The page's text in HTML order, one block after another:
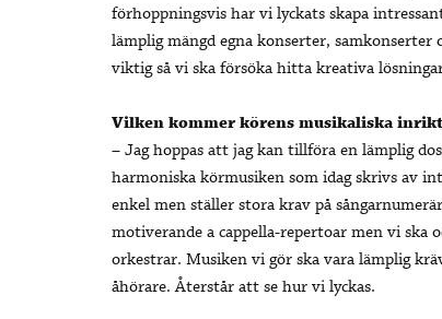
förhoppningsvis har vi lyckats skapa
lämplig mängd egna konserter, samkonserter
viktig så vi ska försöka hitta kreativa
Vilken kommer körens musikaliska
– Jag hoppas att jag kan tillföra en lämplig
harmoniska körmusiken som idag skrivs av
enkel men ställer stora krav på
motiverande a cappella-repertoar men vi ska
orkestrar. Musiken vi gör ska vara lämplig
åhörare. Återstår att se hur vi lyckas.